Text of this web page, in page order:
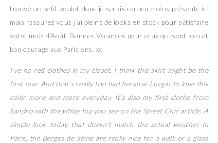
trouvé un petit boulot donc je serais un peu moins présente ici
mais rassurez vous j’ai pleins de looks en stock pour satisfaire
votre mois d’Août. Bonnes Vacances pour ceux qui sont loin et
bon courage aux Parisiens. xx
I’ve no red clothes in my closet, I think this skirt might be the
first one. And that’s really too bad because I begin to love this
color more and more everyday. It’s also my first clothe from
Sandro with the white top you see on the Street Chic article. A
simple look today that doesn’t match the actual weather in
Paris, the Berges de Seine are really nice for a walk or a glass